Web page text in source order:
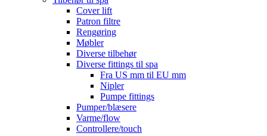
Cover lift
Patron filtre
Rengøring
Møbler
Diverse tilbehør
Diverse fittings til spa
Fra US mm til EU mm
Nipler
Pumpe fittings
Pumper/blæsere
Varme/flow
Controllere/touch